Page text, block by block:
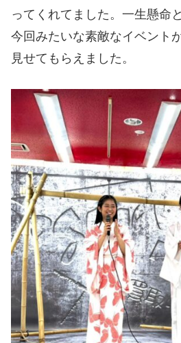
ってくれてました。一生懸命
今回みたいな素敵なイベント
見せてもらえました。